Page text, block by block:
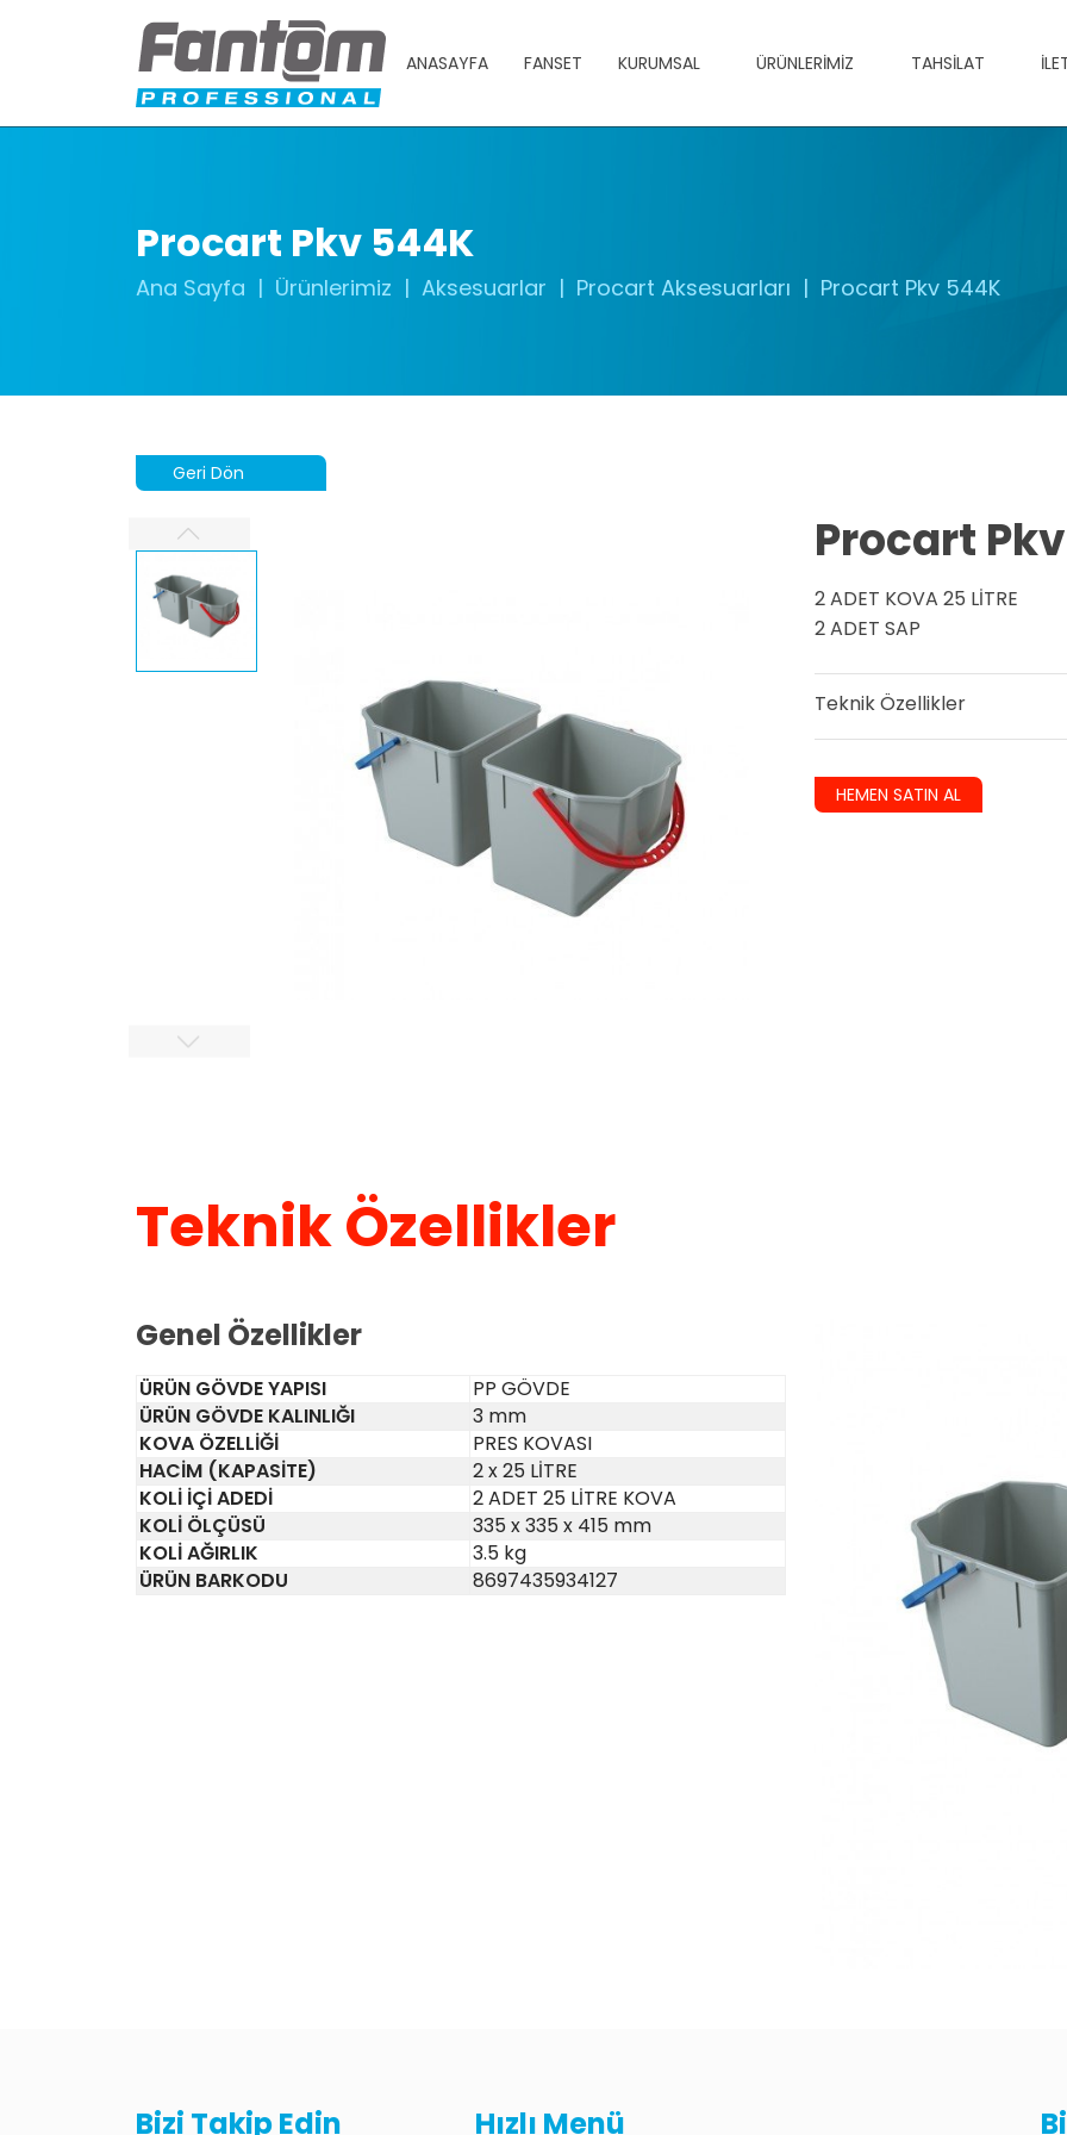
ANASAYFA FANSET KURUMSAL ÜRÜNLERIMIZ TAHSILAT
Procart Pkv 544K
Ana Sayfa Ürünlerimiz Aksesuarlar Procart Aksesuarları Procart Pkv 544K
Geri Dön
Procart
2 ADET KOVA 25 LİTRE
2 ADET SAP
Teknik Özellikler
HEMEN SATIN AL
Teknik Özellikler
Genel Özellikler
ÜRÜN GÖVDE YAPISI
PP GÖVDE
ÜRÜN GÖVDE KALINLIĞI
3 mm
KOVA ÖZELLİĞİ
PRES KOVASI
HACİM (KAPASİTE)
2 x 25 LİTRE
KOLİ İÇİ ADEDİ
2 ADET 25 LİTRE KOVA
KOLİ ÖLÇÜSÜ
335 x 335 x 415 mm
KOLİ AĞIRLIK
3.5 kg
ÜRÜN BARKODU
8697435934127
Bizi Takip Edin Hızlı Menü